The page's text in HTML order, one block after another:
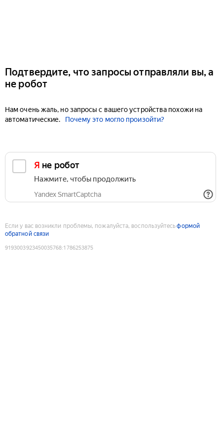
Подтвердите, что запросы отправляли вы, а
не робот
Нам очень жаль, но запросы с вашего устройства похожи на
автоматические.
Почему это могло произойти?
Я не робот
Нажмите, чтобы продолжить
Yandex SmartCaptcha
Если у вас возникли проблемы, пожалуйста, воспользуйтесьформой
обратной связи
9193003923450035768:1786253875